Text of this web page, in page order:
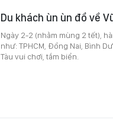
Du khách ùn ùn đổ về
Ngày 2-2 (nhằm mùng 2 tết),
như: TPHCM, Đồng Nai, Bình
Tàu vui chơi, tắm biển.